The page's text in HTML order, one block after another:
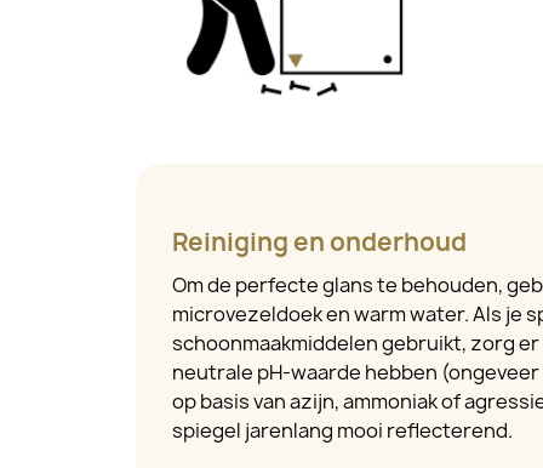
Reiniging en onderhoud
Om de perfecte glans te behouden,
microvezeldoek en warm water. Als je
schoonmaakmiddelen gebruikt, zorg
neutrale pH-waarde hebben
op basis van azijn, ammoniak of
spiegel jarenlang mooi reflecterend.